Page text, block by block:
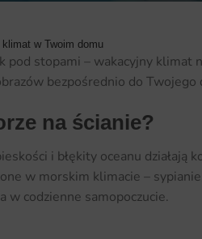
w Twoim domu
pod stopami – wakacyjny klimat
bezpośrednio do Twojego
na ścianie?
i błękity oceanu działają
w morskim klimacie –
codzienne samopoczucie.